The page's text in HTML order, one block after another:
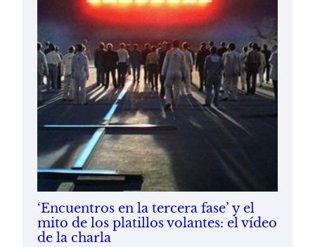
‘Encuentros en la tercera fase’ y el
mito de los platillos volantes: el vídeo
de la charla